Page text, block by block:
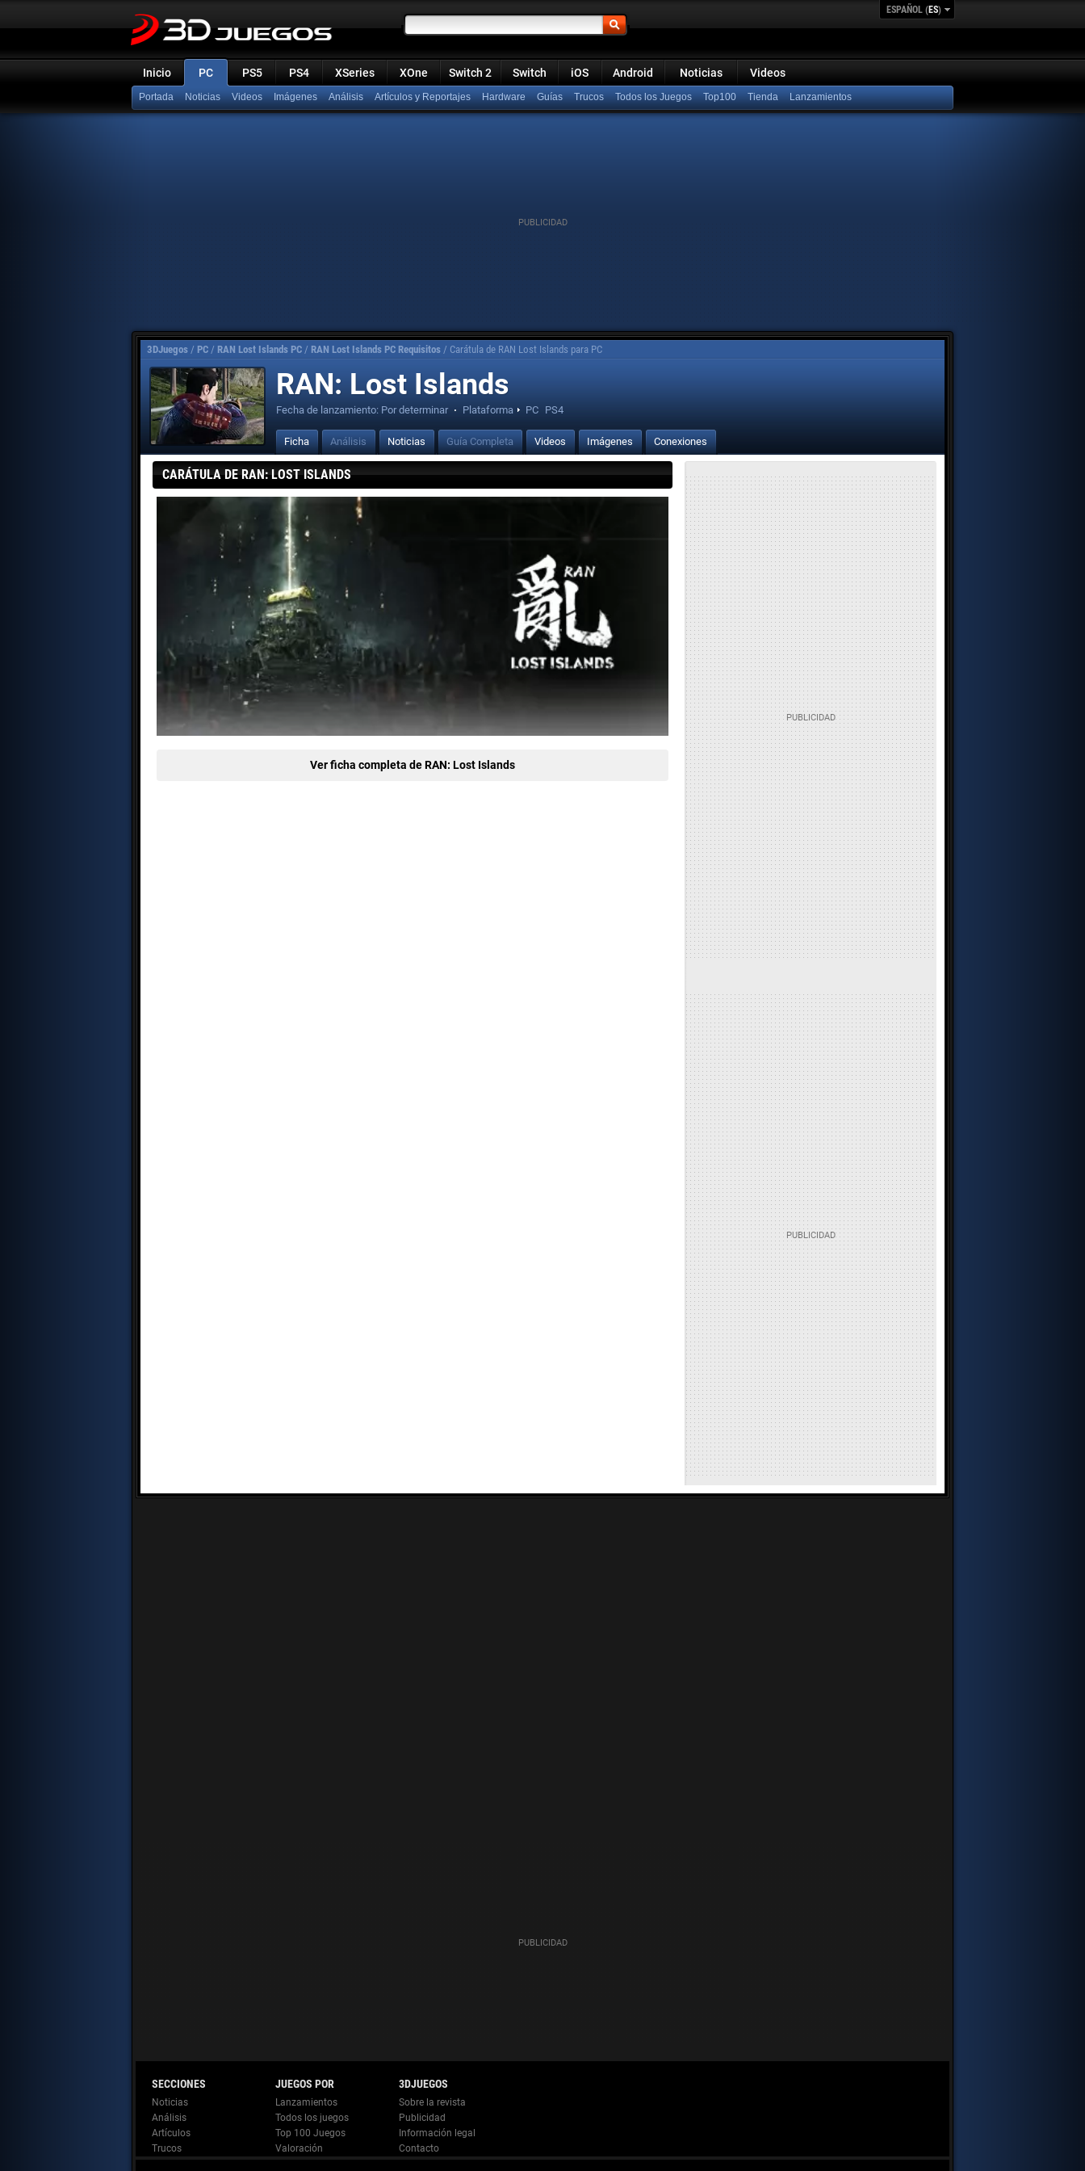
ESPAÑOL (ES)
Inicio PC PS5 PS4 XSeries XOne Switch 2 Switch iOS Android Noticias Videos
Portada Noticias Videos Imágenes Análisis Artículos y Reportajes Hardware Guías Trucos Todos los Juegos Top100 Lanzamientos
3DJuegos / PC / RAN Lost Islands PC / RAN Lost Islands PC Requisitos / Carátula de RAN Lost Islands para PC
RAN: Lost Islands
Fecha de lanzamiento: Por determinar · Plataforma PC PS4
Ficha Análisis Noticias Guía Completa Videos Imágenes Conexiones
CARÁTULA DE RAN: LOST ISLANDS
Ver ficha completa de RAN: Lost Islands
Noticias
Análisis
Artículos
Trucos
Lanzamientos
Todos los juegos
Top 100 Juegos
Valoración
Información legal